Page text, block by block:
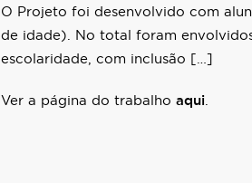
O Projeto foi desenvolvido com
de idade). No total foram envolvidos
escolaridade, com inclusão […]
Ver a página do trabalho aqui.